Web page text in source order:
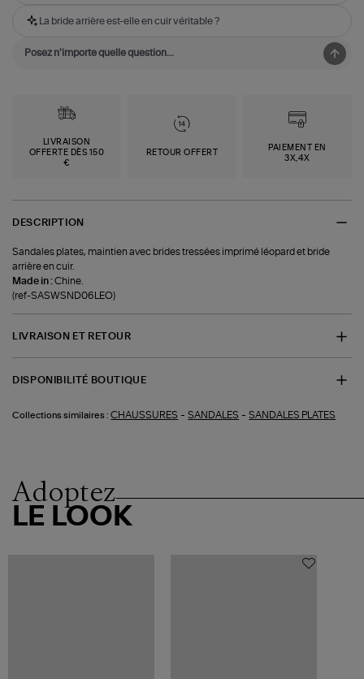
La bride arrière est-elle en cuir véritable ?
LIVRAISON
OFFERTE DÈS 150
€
RETOUR OFFERT
PAIEMENT EN
3X,4X
DESCRIPTION
Sandales plates, maintien avec brides tressées imprimé léopard et bride
arrière en cuir.
Made in :Chine.
(ref-SASWSND06LEO)
LIVRAISON ET RETOUR
DISPONIBILITÉ BOUTIQUE
Collections similaires : CHAUSSURES -SANDALES -SANDALES PLATES
Adoptez
LE LOOK